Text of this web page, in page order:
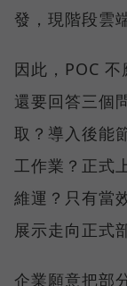
發，現階段雲
因此，POC 不
還要回答三個
取？導入後能
工作業？正式
維運？只有當
展示走向正式
企業願意把部